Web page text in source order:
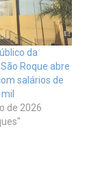
da
Roque abre
salários de
de 2026